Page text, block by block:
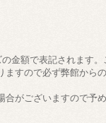
金額で表記されます。
すので必ず弊館から
がございますので予